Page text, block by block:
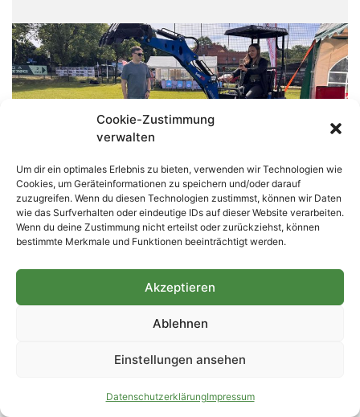
Cookie-Zustimmung
verwalten
Um dir ein optimales Erlebnis zu bieten, verwenden wir Technologien wie
Cookies, um Geräteinformationen zu speichern und/oder darauf
zuzugreifen. Wenn du diesen Technologien zustimmst, können wir Daten
wie das Surfverhalten oder eindeutige IDs auf dieser Website verarbeiten.
Wenn du deine Zustimmung nicht erteilst oder zurückziehst, können
bestimmte Merkmale und Funktionen beeinträchtigt werden.
Akzeptieren
Ablehnen
Einstellungen ansehen
DatenschutzerklärungImpressum
10 Jahre JOB NAVI PM: Berufsorientierung
verbindet Jugendliche und Unternehmen in
Potsdam-Mittelmark
Potsdam-Mittelmark. Zehn Jahre gelebte Berufsorientierung,
zahlreiche geknüpfte Kontakte und unzählige Impulse für die
berufliche Zukunft junger Menschen: Der Berufs- und